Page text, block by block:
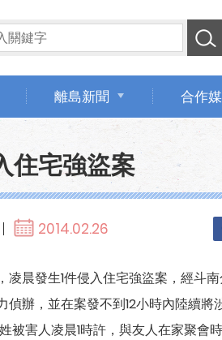
離島新聞 合作
住宅強盜案
2014.02.26
晨發生1件侵入住宅強盜案，經斗
辦，並在案發不到12小時內陸續將
被害人凌晨1時許，與友人在家聚會